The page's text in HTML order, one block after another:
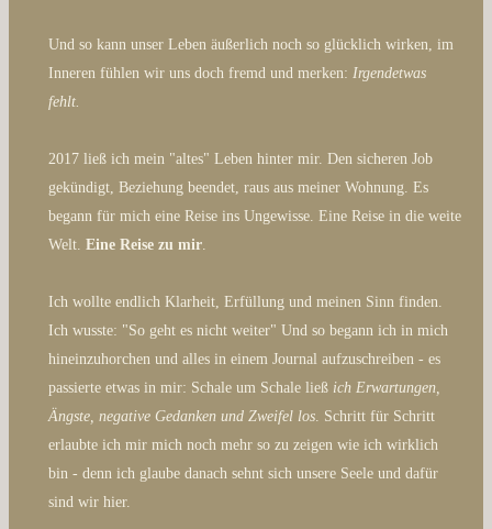
Und so kann unser Leben äußerlich noch so glücklich wirken, im
Inneren fühlen wir uns doch fremd und merken: Irgendetwas
fehlt.
2017 ließ ich mein "altes" Leben hinter mir. Den sicheren Job
gekündigt, Beziehung beendet, raus aus meiner Wohnung. Es
begann für mich eine Reise ins Ungewisse. Eine Reise in die weite
Welt. Eine Reise zu mir.
Ich wollte endlich Klarheit, Erfüllung und meinen Sinn finden.
Ich wusste: "So geht es nicht weiter" Und so begann ich in mich
hineinzuhorchen und alles in einem Journal aufzuschreiben - es
passierte etwas in mir: Schale um Schale ließich Erwartungen,
Ängste, negative Gedanken und Zweifel los. Schritt für Schritt
erlaubte ich mir mich noch mehr so zu zeigen wie ich wirklich
bin - denn ich glaube danach sehnt sich unsere Seele und dafür
sind wir hier.